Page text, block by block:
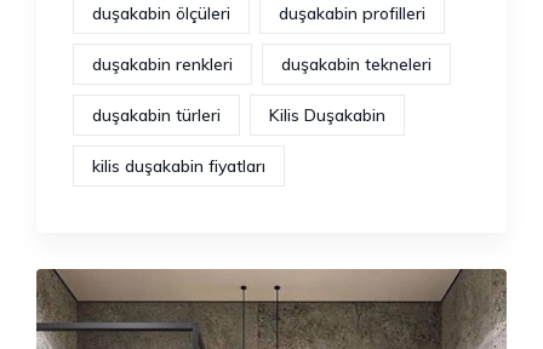
duşakabin ölçüleri duşakabin profilleri
duşakabin renkleri duşakabin tekneleri
duşakabin türleri Kilis Duşakabin
kilis duşakabin fiyatları